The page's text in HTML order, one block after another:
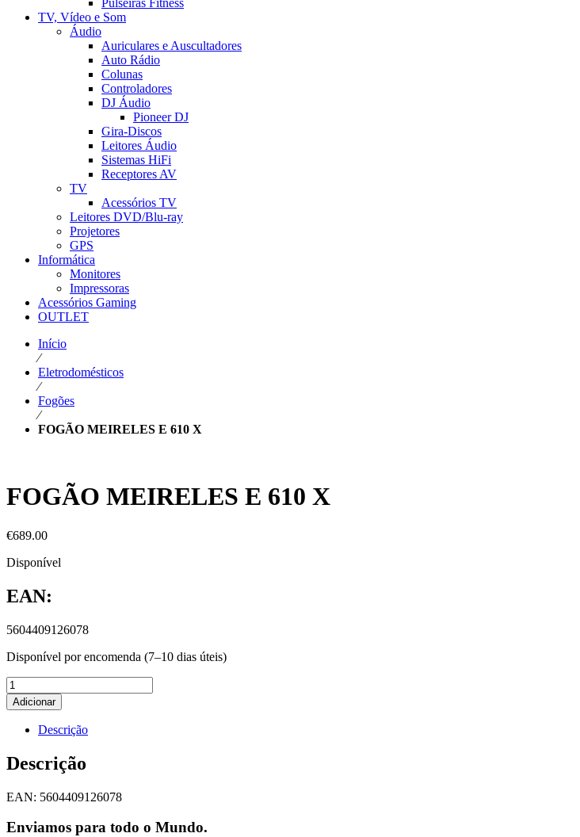
Pulseiras Fitness
TV, Vídeo e Som
Áudio
Auriculares e Auscultadores
Auto Rádio
Colunas
Controladores
DJ Áudio
Pioneer DJ
Gira-Discos
Leitores Áudio
Sistemas HiFi
Receptores AV
TV
Acessórios TV
Leitores DVD/Blu-ray
Projetores
GPS
Informática
Monitores
Impressoras
Acessórios Gaming
OUTLET
Início
⁄
Eletrodomésticos
⁄
Fogões
⁄
FOGÃO MEIRELES E 610 X
FOGÃO MEIRELES E 610 X
€689.00
Disponível
EAN:
5604409126078
Disponível por encomenda (7–10 dias úteis)
Adicionar
Descrição
Descrição
EAN: 5604409126078
Enviamos para todo o Mundo.